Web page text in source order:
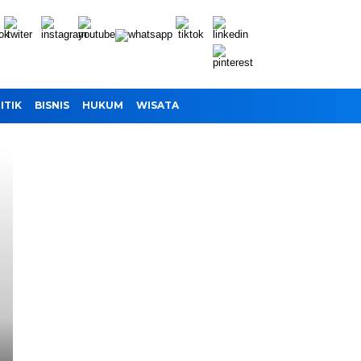
BISNIS HUKUM WISATA